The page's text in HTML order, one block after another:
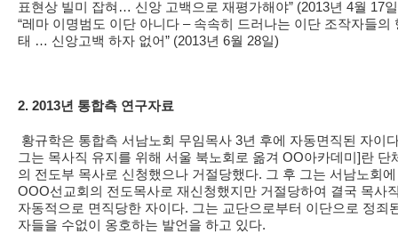
표현상 빌미 잡혀… 신앙 고백으로 재평가해야” (2013년 4월 17
“레마 이명범도 이단 아니다 – 속속히 드러나는 이단 조작자들의
태 … 신앙고백 하자 없어” (2013년 6월 28일)
2. 2013년 통합측 연구자료
황규학은 통합측 서남노회 무임목사 3년 후에 자동면직된 자이
그는 목사직 유지를 위해 서울 북노회로 옮겨 OO아카데미]란 단
의 전도부 목사로 신청했으나 거절당했다. 그 후 그는 서남노회에
OOO선교회의 전도목사로 재신청했지만 거절당하여 결국 목사
자동적으로 면직당한 자이다. 그는 교단으로부터 이단으로 정죄
자들을 수없이 옹호하는 발언을 하고 있다.